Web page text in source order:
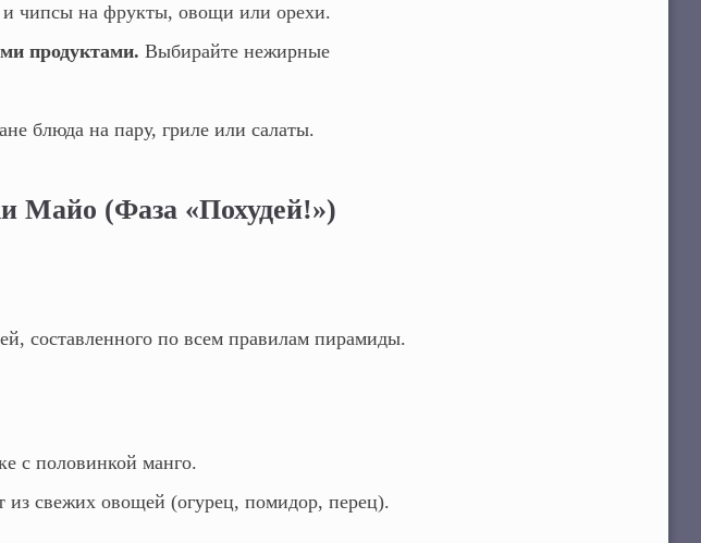
и чипсы на фрукты, овощи или орехи.
продуктами. Выбирайте нежирные
блюда на пару, гриле или салаты.
Майо (Фаза «Похудей!»)
составленного по всем правилам пирамиды.
с половинкой манго.
из свежих овощей (огурец, помидор, перец).